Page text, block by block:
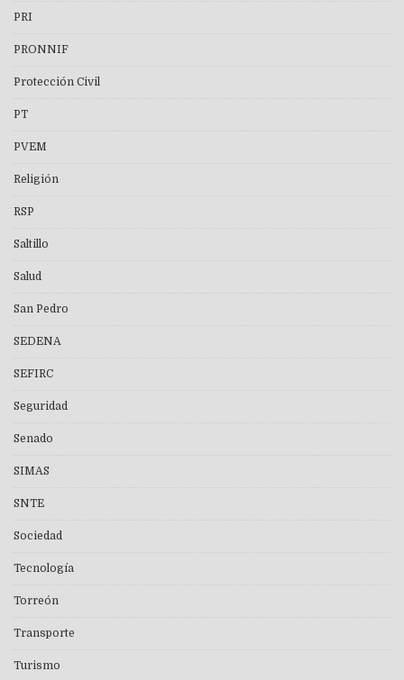
PRI
PRONNIF
Protección Civil
PT
PVEM
Religión
RSP
Saltillo
Salud
San Pedro
SEDENA
SEFIRC
Seguridad
Senado
SIMAS
SNTE
Sociedad
Tecnología
Torreón
Transporte
Turismo